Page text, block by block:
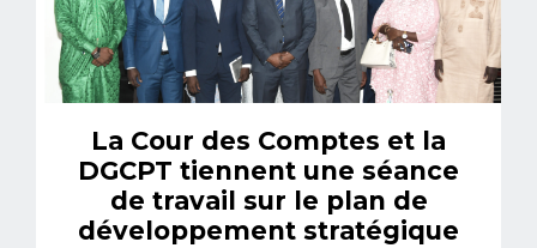
La Cour des Comptes et la
DGCPT tiennent une séance
de travail sur le plan de
développement stratégique